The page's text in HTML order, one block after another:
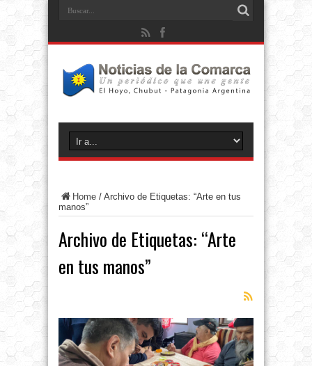
Home / Archivo de Etiquetas: “Arte en tus
manos”
Archivo de Etiquetas: “Arte
en tus manos”